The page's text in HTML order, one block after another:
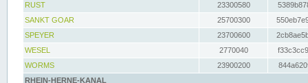
RUST
23300580
SANKT GOAR
25700300
SPEYER
23700600
WESEL
2770040
WORMS
23900200
RHEIN-HERNE-KANAL